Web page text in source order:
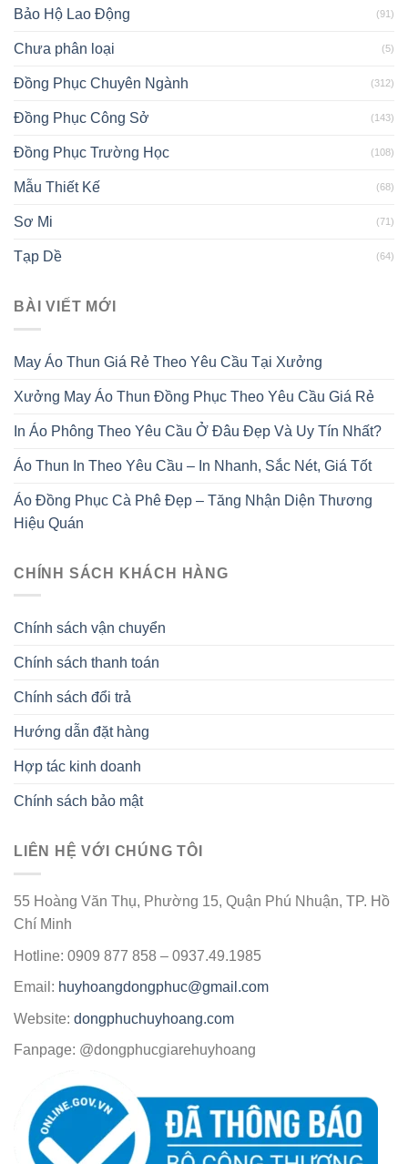
Bảo Hộ Lao Động (91)
Chưa phân loại (5)
Đồng Phục Chuyên Ngành (312)
Đồng Phục Công Sở (143)
Đồng Phục Trường Học (108)
Mẫu Thiết Kế (68)
Sơ Mi (71)
Tạp Dề (64)
BÀI VIẾT MỚI
May Áo Thun Giá Rẻ Theo Yêu Cầu Tại Xưởng
Xưởng May Áo Thun Đồng Phục Theo Yêu Cầu Giá Rẻ
In Áo Phông Theo Yêu Cầu Ở Đâu Đẹp Và Uy Tín Nhất?
Áo Thun In Theo Yêu Cầu – In Nhanh, Sắc Nét, Giá Tốt
Áo Đồng Phục Cà Phê Đẹp – Tăng Nhận Diện Thương
Hiệu Quán
CHÍNH SÁCH KHÁCH HÀNG
Chính sách vận chuyển
Chính sách thanh toán
Chính sách đổi trả
Hướng dẫn đặt hàng
Hợp tác kinh doanh
Chính sách bảo mật
LIÊN HỆ VỚI CHÚNG TÔI
55 Hoàng Văn Thụ, Phường 15, Quận Phú Nhuận, TP. Hồ
Chí Minh
Hotline: 0909 877 858 – 0937.49.1985
Email: huyhoangdongphuc@gmail.com
Website: dongphuchuyhoang.com
Fanpage: @dongphucgiarehuyhoang